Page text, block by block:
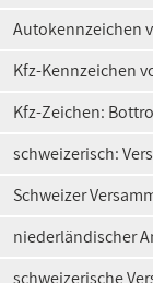
Autokennzeichen
Kfz-Kennzeichen
Kfz-Zeichen:
schweizerisch:
Schweizer
niederländischer
schweizerische